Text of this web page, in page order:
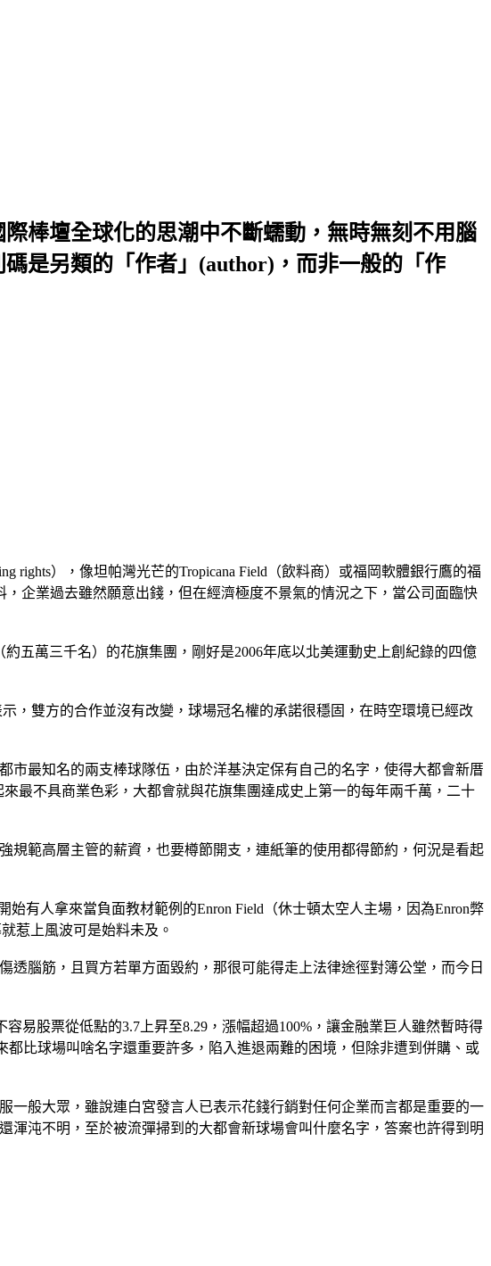
棒壇全球化的思潮中不斷蠕動，無時無刻不用腦
是另類的「作者」(author)，而非一般的「作
），像坦帕灣光芒的Tropicana Field（飲料商）或福岡軟體銀行鷹的福
企業過去雖然願意出錢，但在經濟極度不景氣的情況之下，當公司面臨快
五萬三千名）的花旗集團，剛好是2006年底以北美運動史上創紀錄的四億
，雙方的合作並沒有改變，球場冠名權的承諾很穩固，在時空環境已經改
最知名的兩支棒球隊伍，由於洋基決定保有自己的名字，使得大都會新厝
最不具商業色彩，大都會就與花旗集團達成史上第一的每年兩千萬，二十
範高層主管的薪資，也要樽節開支，連紙筆的使用都得節約，何況是看起
始有人拿來當負面教材範例的Enron Field（休士頓太空人主場，因為Enron弊
惹上風波可是始料未及。
腦筋，且買方若單方面毀約，那很可能得走上法律途徑對簿公堂，而今日
易股票從低點的3.7上昇至8.29，漲幅超過100%，讓金融業巨人雖然暫時得
比球場叫啥名字還重要許多，陷入進退兩難的困境，但除非遭到併購、或
般大眾，雖說連白宮發言人已表示花錢行銷對任何企業而言都是重要的一
沌不明，至於被流彈掃到的大都會新球場會叫什麼名字，答案也許得到明